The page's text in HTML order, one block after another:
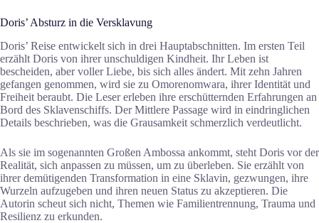
Doris’ Absturz in die Versklavung
Doris’ Reise entwickelt sich in drei Hauptabschnitten. Im ersten Teil
erzählt Doris von ihrer unschuldigen Kindheit. Ihr Leben ist
bescheiden, aber voller Liebe, bis sich alles ändert. Mit zehn Jahren
gefangen genommen, wird sie zu Omorenomwara, ihrer Identität und
Freiheit beraubt. Die Leser erleben ihre erschütternden Erfahrungen an
Bord des Sklavenschiffs. Der Mittlere Passage wird in eindringlichen
Details beschrieben, was die Grausamkeit schmerzlich verdeutlicht.
Als sie im sogenannten Großen Ambossa ankommt, steht Doris vor der
Realität, sich anpassen zu müssen, um zu überleben. Sie erzählt von
ihrer demütigenden Transformation in eine Sklavin, gezwungen, ihre
Wurzeln aufzugeben und ihren neuen Status zu akzeptieren. Die
Autorin scheut sich nicht, Themen wie Familientrennung, Trauma und
Resilienz zu erkunden.